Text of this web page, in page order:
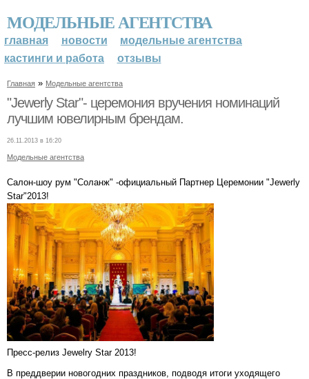
МОДЕЛЬНЫЕ АГЕНТСТВА
главная новости
модельные агентства
кастинги и работа
отзывы
Главная » Модельные агентства
"Jewerly Star"- церемония вручения номинаций
лучшим ювелирным брендам.
26.11.2013 в 16:20
Модельные агентства
Салон-шоу рум "Соланж" -официальный Партнер Церемонии "Jewerly
Star"2013!
Пресс-релиз Jewelry Star 2013!
В преддверии новогодних праздников, подводя итоги уходящего